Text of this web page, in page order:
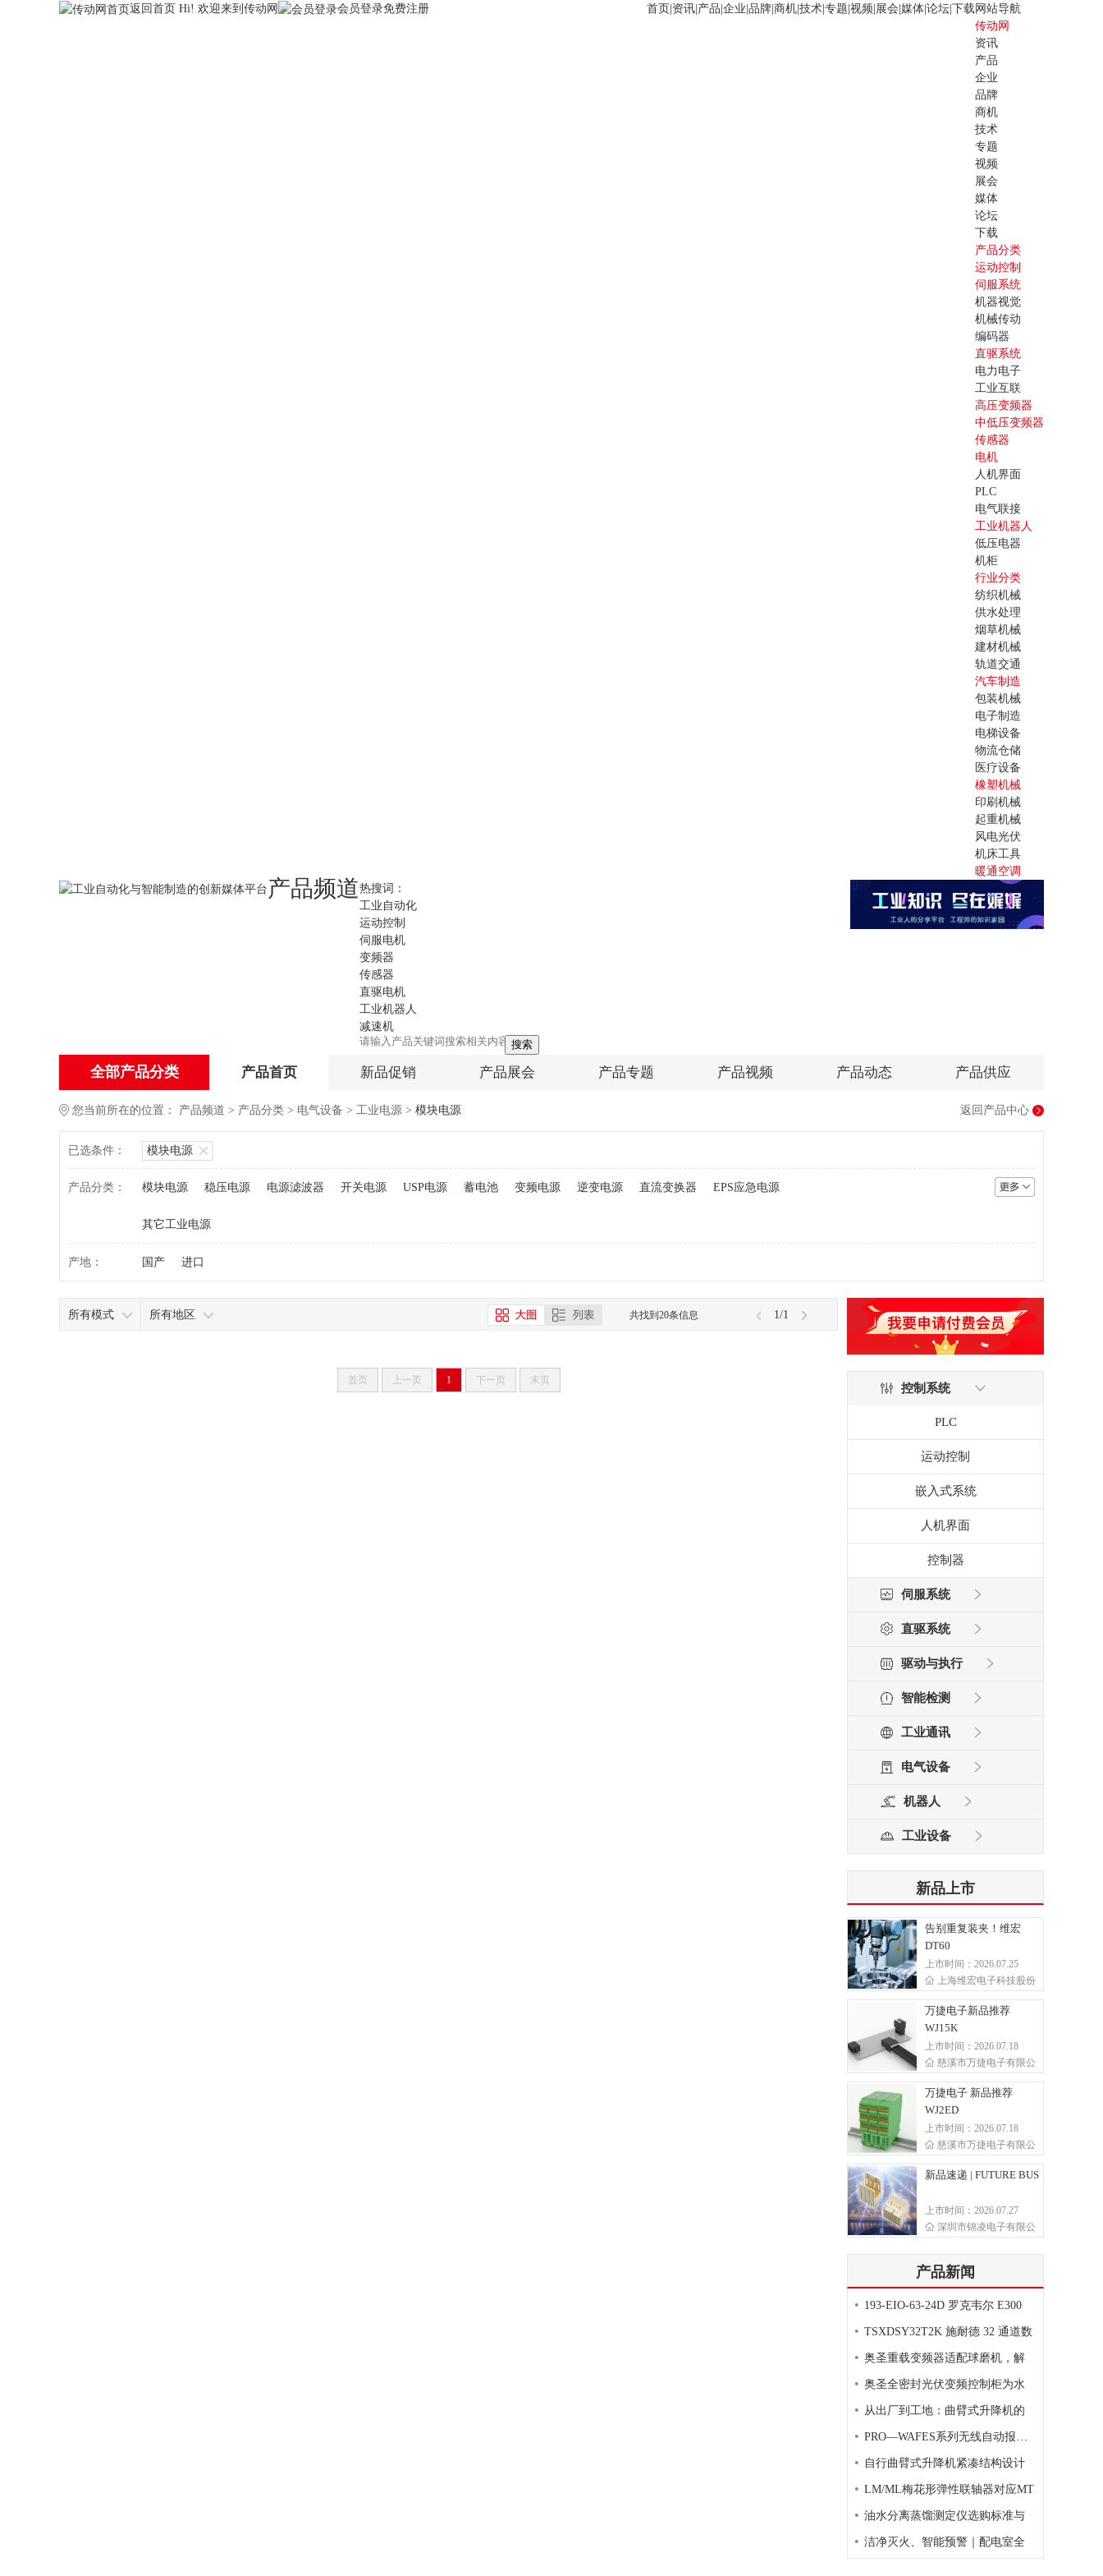
返回首页 Hi! 欢迎来到传动网 会员登录免费注册 首页 资讯 产品 企业 品牌 商机 技术 专题 视频 展会 媒体 论坛 下载网站导航
传动网
资讯
产品
企业
品牌
商机
技术
专题
视频
展会
媒体
论坛
下载
产品分类
运动控制
伺服系统
机器视觉
机械传动
编码器
直驱系统
电力电子
工业互联
高压变频器
中低压变频器
传感器
电机
人机界面
PLC
电气联接
工业机器人
低压电器
机柜
行业分类
纺织机械
供水处理
烟草机械
建材机械
轨道交通
汽车制造
包装机械
电子制造
电梯设备
物流仓储
医疗设备
橡塑机械
印刷机械
起重机械
风电光伏
机床工具
暖通空调
产品频道热搜词：
工业自动化
运动控制
伺服电机
变频器
传感器
直驱电机
工业机器人
减速机
搜索
全部产品分类 产品首页 新品促销 产品展会 产品专题 产品视频 产品动态 产品供应
您当前所在的位置： 产品频道 > 产品分类 > 电气设备 > 工业电源 > 模块电源 返回产品中心
已选条件： 模块电源
产品分类： 模块电源 稳压电源 电源滤波器 开关电源 USP电源 蓄电池 变频电源 逆变电源 直流变换器 EPS应急电源
其它工业电源
产地： 国产 进口
所有模式 所有地区 共找到20条信息 1/1
首页 上一页 1 下一页 末页
控制系统
PLC
运动控制
嵌入式系统
人机界面
控制器
伺服系统
直驱系统
驱动与执行
智能检测
工业通讯
电气设备
机器人
工业设备
新品上市
告别重复装夹！维宏
DT60
上市时间：2026.07.25
上海维宏电子科技股份
万捷电子新品推荐
WJ15K
上市时间：2026.07.18
慈溪市万捷电子有限公
万捷电子 新品推荐
WJ2ED
上市时间：2026.07.18
慈溪市万捷电子有限公
新品速递 | FUTURE BUS
上市时间：2026.07.27
深圳市锦凌电子有限公
产品新闻
• 193-EIO-63-24D 罗克韦尔 E300
• TSXDSY32T2K 施耐德 32 通道数
• 奥圣重载变频器适配球磨机，解
• 奥圣全密封光伏变频控制柜为水
• 从出厂到工地：曲臂式升降机的
• PRO—WAFES系列无线自动报警灭
• 自行曲臂式升降机紧凑结构设计
• LM/ML梅花形弹性联轴器对应MT
• 油水分离蒸馏测定仪选购标准与
• 洁净灭火、智能预警｜配电室全